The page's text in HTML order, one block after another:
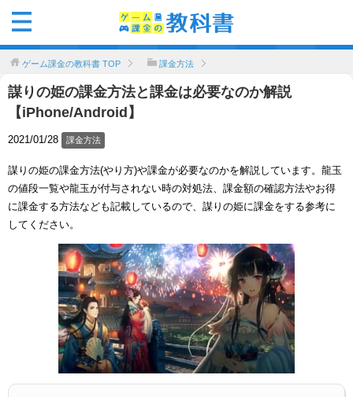
ゲーム課金の教科書 TOP 課金方法
謀りの姫の課金方法と課金は必要なのか解説
【iPhone/Android】
2021/01/28 課金方法
謀りの姫の課金方法(やり方)や課金が必要なのかを解説しています。龍玉
の値段一覧や龍玉が付与されない時の対処法、課金額の確認方法やお得
に課金する方法なども記載しているので、謀りの姫に課金をする参考に
してください。